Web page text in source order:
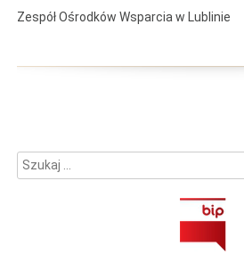
Zespół Ośrodków Wsparcia w Lublinie